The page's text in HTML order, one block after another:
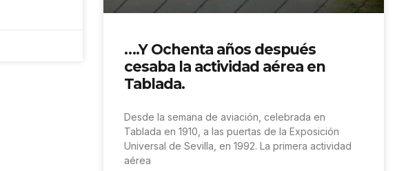
….Y Ochenta años después
cesaba la actividad aérea en
Tablada.
Desde la semana de aviación, celebrada en
Tablada en 1910, a las puertas de la Exposición
Universal de Sevilla, en 1992. La primera actividad
aérea